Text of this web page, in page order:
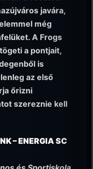
javára,
még
A Frogs
a pontjait,
is
az első
őrizni
szereznie kell
– ENERGIA SC